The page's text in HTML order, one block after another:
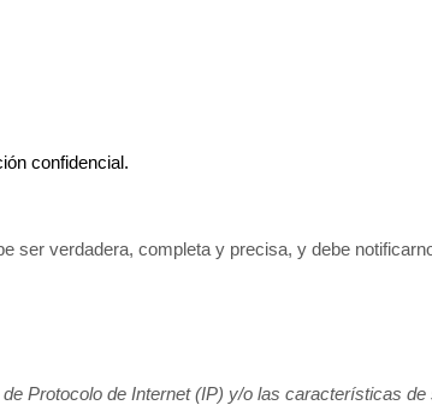
confidencial.
ser verdadera, completa y precisa, y debe
Protocolo de Internet (IP) y/o las características